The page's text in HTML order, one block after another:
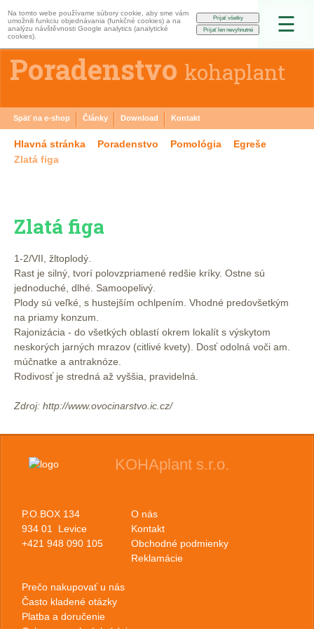
Na tomto webe používame súbory cookie, aby sme vám
umožnili funkciu objednávania (funkčné cookies) a na
analýzu návštěvnosti Google analytics (analytické
cookies).
☰
Späť na e-shop Články Download Kontakt
Poradenstvo kohaplant
Hlavná stránka Poradenstvo Pomológia
Egreše
Zlatá figa
Zlatá figa
1-2/VII, žltoplodý.
Rast je silný, tvorí polovzpriamené redšie kríky. Ostne sú
jednoduché, dlhé. Samoopelivý.
Plody sú veľké, s hustejším ochlpením. Vhodné predovšetkým
na priamy konzum.
Rajonizácia - do všetkých oblastí okrem lokalít s výskytom
neskorých jarných mrazov (citlivé kvety). Dosť odolná voči am.
múčnatke a antraknóze.
Rodivosť je stredná až vyššia, pravidelná.
Zdroj: http://www.ovocinarstvo.ic.cz/
KOHAplant s.r.o.
P.O.BOX 134
934 01 Levice
+421 948 090 105
O nás
Kontakt
Obchodné podmienky
Reklamácie
Prečo nakupovať u nás
Často kladené otázky
Platba a doručenie